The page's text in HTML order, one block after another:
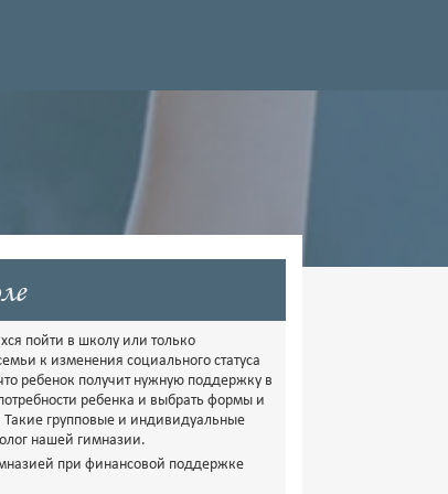
пойти в школу или только
к изменения социального статуса
ребенок получит нужную поддержку в
ребенка и выбрать формы и
Такие групповые и индивидуальные
нашей гимназии.
при финансовой поддержке